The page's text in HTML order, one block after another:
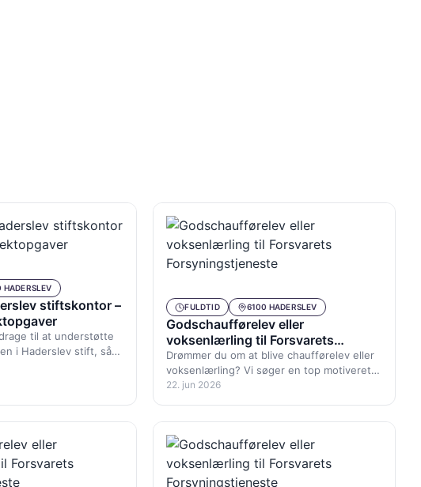
HADERSLEV
stiftskontor –
til at understøtte
i Haderslev stift, så
FULDTID 6100 HADERSLEV
Godschaufførelev eller
voksenlærling til Forsvarets
Forsyningstjeneste
Drømmer du om at blive chaufførelev eller
voksenlærling? Vi søger en top motiveret
godschaufførelev, ung som ældre med…
22. jun 2026